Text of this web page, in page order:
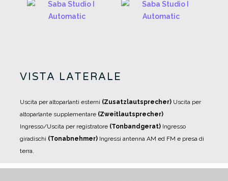
VISTA LATERALE
Uscita per altoparlanti esterni (Zusatzlautsprecher) Uscita per
altoparlante supplementare (Zweitlautsprecher)
Ingresso/Uscita per registratore (Tonbandgerat) Ingresso
giradischi (Tonabnehmer) Ingressi antenna AM ed FM e presa di
terra.